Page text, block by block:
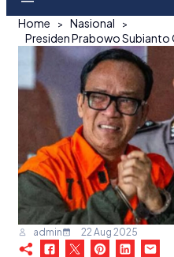
Home
Nasional
admin 22 Aug 2025